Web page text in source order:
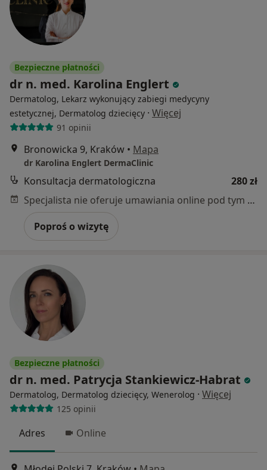
Bezpieczne płatności
dr n. med. Karolina Englert
Dermatolog, Lekarz wykonujący zabiegi medycyny
estetycznej, Dermatolog dziecięcy · Więcej
91 opinii
Bronowicka 9, Kraków • Mapa
dr Karolina Englert DermaClinic
Konsultacja dermatologiczna
280 zł
Specjalista nie oferuje umawiania online pod tym adresem.
Poproś o wizytę
Bezpieczne płatności
dr n. med. Patrycja Stankiewicz-Habrat
Dermatolog, Dermatolog dziecięcy, Wenerolog · Więcej
125 opinii
Adres Online